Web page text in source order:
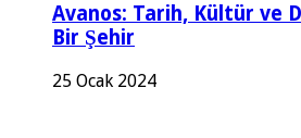
Avanos: Tarih, Kültür ve
Bir Şehir
25 Ocak 2024